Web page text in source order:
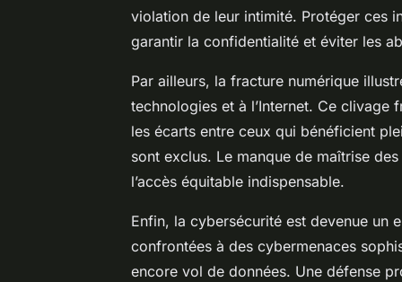
violation de leur intimité. Protéger ces
garantir la confidentialité et éviter les
Par ailleurs, la fracture numérique
technologies et à l’Internet. Ce clivage
les écarts entre ceux qui bénéficient
sont exclus. Le manque de maîtrise
l’accès équitable indispensable.
Enfin, la cybersécurité est devenue un
confrontées à des cybermenaces
encore vol de données. Une défense